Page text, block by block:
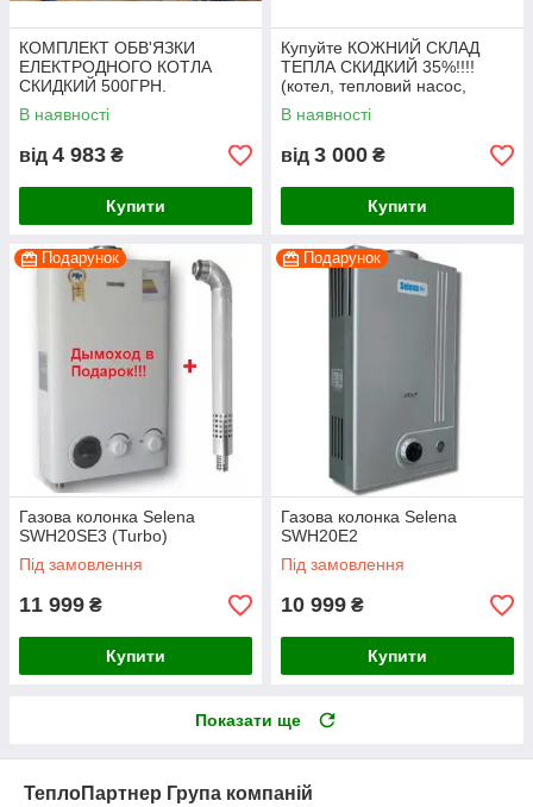
КОМПЛЕКТ ОБВ'ЯЗКИ
ЕЛЕКТРОДНОГО КОТЛА
СКИДКИЙ 500ГРН.
В наявності
від 4 983 ₴
Купити
Купуйте КОЖНИЙ СКЛАД
ТЕПЛА СКИДКИЙ 35%!!!!
(котел, тепловий насос,
сонячний колектор)
В наявності
від 3 000 ₴
Купити
Подарунок
Газова колонка Selena
SWH20SE3 (Turbo)
Під замовлення
11 999 ₴
Купити
Подарунок
Газова колонка Selena
SWH20E2
Під замовлення
10 999 ₴
Купити
Показати ще
ТеплоПартнер Група компаній